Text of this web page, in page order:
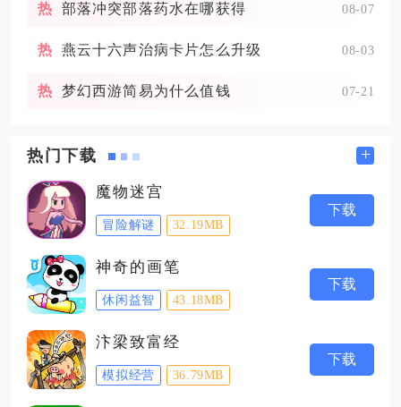
部落冲突部落药水在哪获得 08-07
燕云十六声治病卡片怎么升级 08-03
梦幻西游简易为什么值钱 07-21
热门下载 +
魔物迷宫
冒险解谜 32.19MB
下载
神奇的画笔
休闲益智 43.18MB
下载
汴梁致富经
模拟经营 36.79MB
下载